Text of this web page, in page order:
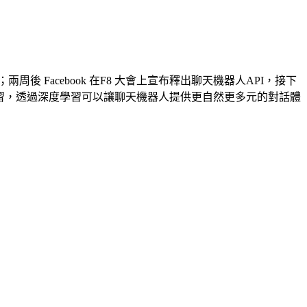
周後 Facebook 在F8 大會上宣布釋出聊天機器人API，接下
透過深度學習可以讓聊天機器人提供更自然更多元的對話體